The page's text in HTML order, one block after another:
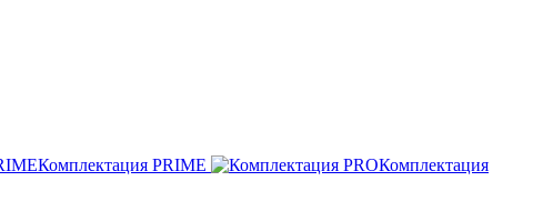
Комплектация PRIME
Комплектация